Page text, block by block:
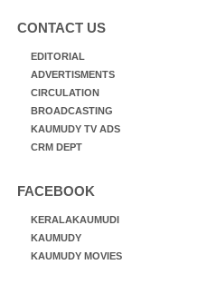
CONTACT US
EDITORIAL
ADVERTISMENTS
CIRCULATION
BROADCASTING
KAUMUDY TV ADS
CRM DEPT
FACEBOOK
KERALAKAUMUDI
KAUMUDY
KAUMUDY MOVIES